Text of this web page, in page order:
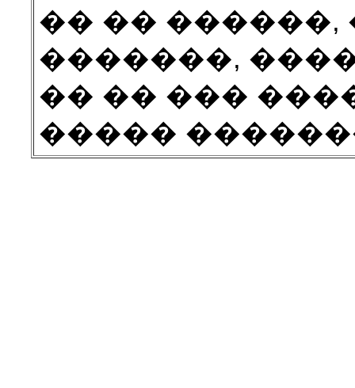
�� ��
�������,
�� �� ���
�����